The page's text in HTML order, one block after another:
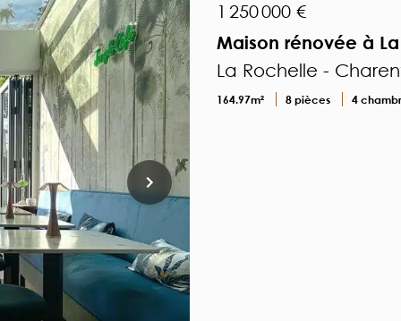
1 250 000 €
Maison rénovée à
La Rochelle -
164.97m² 8 pièces 4